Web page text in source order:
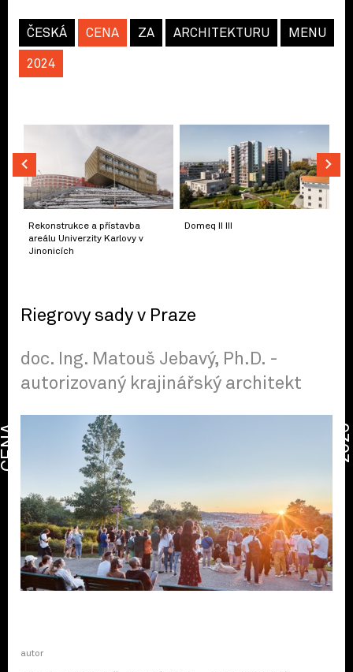
ČESKÁ CENA ZA ARCHITEKTURU
2024
MENU
Rekonstrukce a přístavba
areálu Univerzity Karlovy v
Jinonicích
Domeq II III
Riegrovy sady v Praze
doc. Ing. Matouš Jebavý, Ph.D. -
autorizovaný krajinářský architekt
autor
CENA 2026